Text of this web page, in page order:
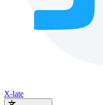
X-late